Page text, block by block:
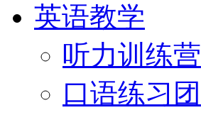
英语教学
听力训练营
口语练习团